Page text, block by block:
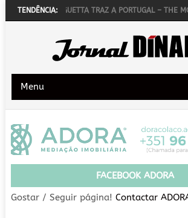
TENDÊNCIA:
DAVID GUETTA TRAZ A PORTUGAL – THE
Menu
FACEBOOK ADORA
Gostar / Seguir página!Contactar